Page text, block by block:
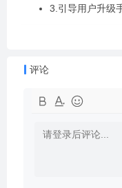
3.引导用户升级
评论